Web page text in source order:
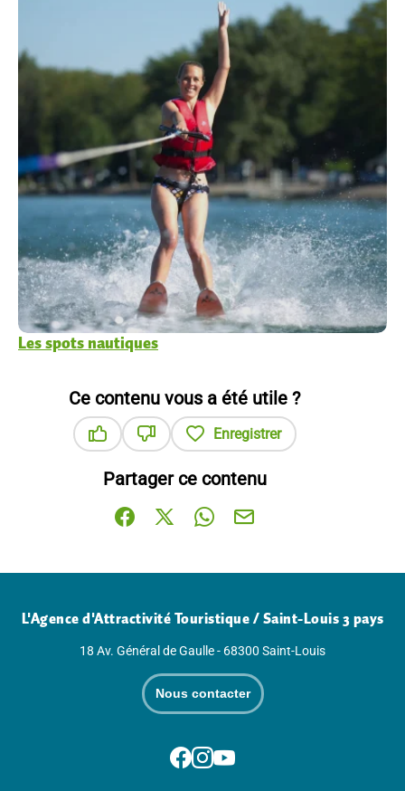
Les spots nautiques
Ce contenu vous a été utile ?
Enregistrer
Partager ce contenu
Partager sur Facebook (nouvelle fenêtre)
Partager sur X / Twitter (nouvelle
Partager sur WhatsApp
Partager par mail
L'Agence d'Attractivité Touristique / Saint-Louis 3 pays
18 Av. Général de Gaulle - 68300 Saint-Louis
Nous contacter
Suivez-nous sur Facebook
Suivez-nous sur Instagram
Suivez-nous sur Youtube